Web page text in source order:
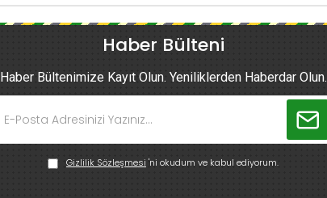
Haber Bülteni
Haber Bültenimize Kayıt Olun. Yeniliklerden Haberdar Olun.
Gizlilik Sözleşmesi 'ni okudum ve kabul ediyorum.